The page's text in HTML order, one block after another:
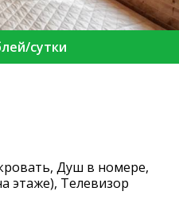
сутки
Душ в номере,
этаже), Телевизор